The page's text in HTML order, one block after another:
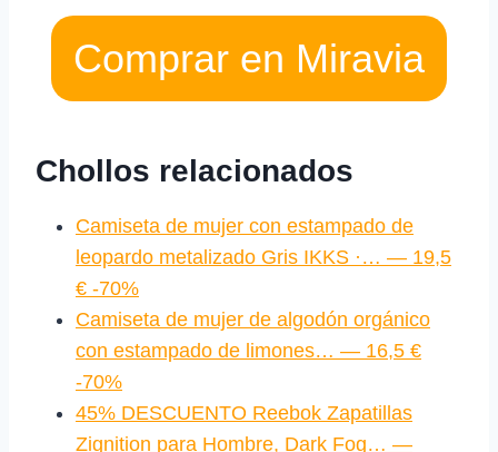
Comprar en Miravia
Chollos relacionados
Camiseta de mujer con estampado de
leopardo metalizado Gris IKKS ·… — 19,5
€ -70%
Camiseta de mujer de algodón orgánico
con estampado de limones… — 16,5 €
-70%
45% DESCUENTO Reebok Zapatillas
Zignition para Hombre, Dark Fog… —